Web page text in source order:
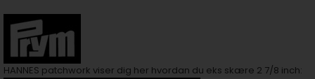
HANNES patchwork viser dig her hvordan du eks skære 2 7/8 inch: